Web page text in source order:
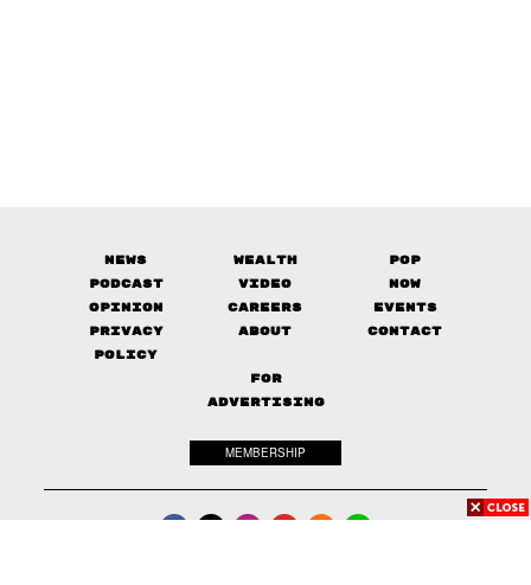
News Wealth
Pop
Podcast
Video
Now
Opinion
Careers
Events
Privacy
Policy
About Contact
FOR
ADVERTISING
MEMBERSHIP